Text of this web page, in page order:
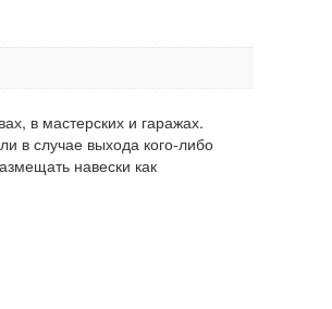
в мастерских и гаражах.
в случае выхода кого-либо
навески как